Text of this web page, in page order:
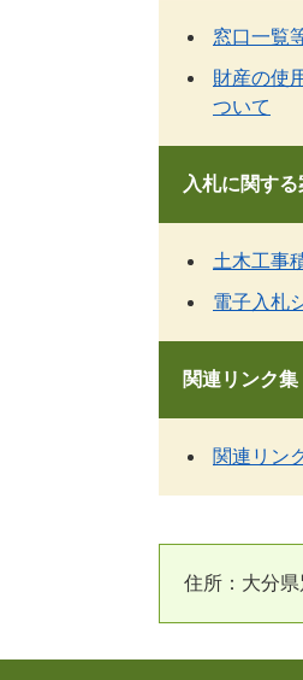
窓口一覧
財産の使
ついて
入札に関する
土木工事
電子入札
関連リンク集
関連リン
住所：大分